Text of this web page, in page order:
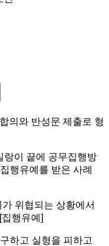
의와 반성문 제출로 형
랑이 끝에 공무집행방
행유예를 받은 사례
위협되는 상황에서
행유예]
하고 실형을 피하고